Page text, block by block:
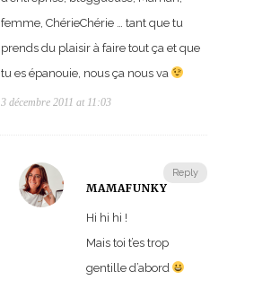
femme, ChérieChérie … tant que tu
prends du plaisir à faire tout ça et que
tu es épanouie, nous ça nous va
3 décembre 2011 at 11:03
Reply
MAMAFUNKY
Hi hi hi !
Mais toi t’es trop
gentille d’abord